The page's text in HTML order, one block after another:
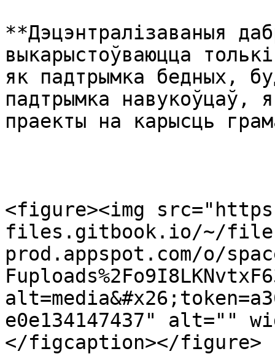
**Дэцэнтралізаваныя
выкарыстоўваюцца
як падтрымка бедных,
падтрымка навукоўцаў,
праекты на карысць
<figure><img
files.gitbook.io/~/
prod.appspot.com/o/
e0e134147437" alt=""
</figcaption></figure>